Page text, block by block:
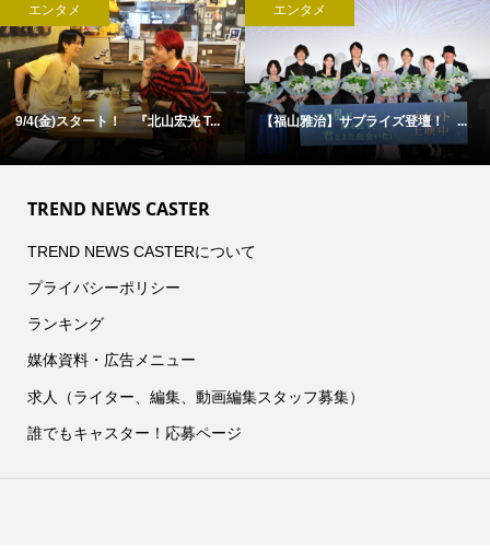
エンタメ
9/4(金)スタート！ 『北山宏光 T...
エンタメ
【福山雅治】サプライズ登壇！ ...
TREND NEWS CASTER
TREND NEWS CASTERについて
プライバシーポリシー
ランキング
媒体資料・広告メニュー
求人（ライター、編集、動画編集スタッフ募集）
誰でもキャスター！応募ページ